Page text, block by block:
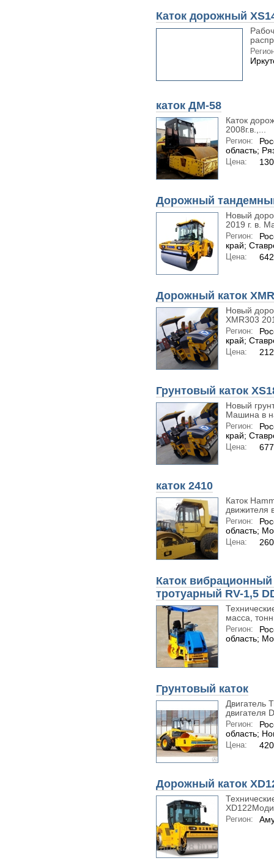
Каток дорожный
каток ДМ-58
Каток
2008г.в.,...
Регион:
область;
Цена:
Дорожный
Новый
2019 г. в.
Регион:
край;
Цена:
Дорожный каток
Новый
XMR303
Регион:
край;
Цена:
Грунтовый каток
Новый
Машина в
Регион:
край;
Цена:
каток 2410
Каток
движителя
Регион:
область;
Цена:
Каток
тротуарный RV-1,5
масса,
Регион:
область;
Грунтовый каток
Двигатель
двигателя
Регион:
область;
Цена:
Дорожный каток
Регион: